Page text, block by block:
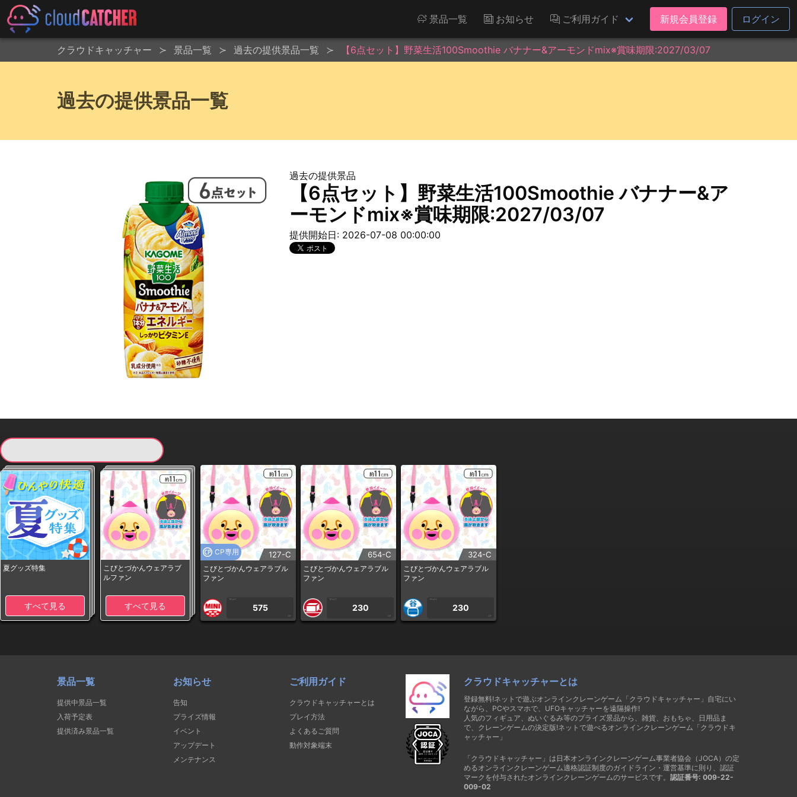
景品一覧 お知らせ ご利用ガイド 新規会員登録 ログイン
クラウドキャッチャー 景品一覧 過去の提供景品一覧 【6点セット】野菜生活100Smoothie バナナー&アーモンドmix※賞味期限:2027/03/07
過去の提供景品一覧
過去の提供景品
【6点セット】野菜生活100Smoothie バナナー&ア
ーモンドmix※賞味期限:2027/03/07
提供開始日: 2026-07-08 00:00:00
夏グッズ特集
すべて見る
こびとづかんウェアラブ
ルファン
すべて見る
CP専用 127-C
こびとづかんウェアラブル
ファン
1PLAY
575
CP
654-C
こびとづかんウェアラブル
ファン
1PLAY
230
CP
324-C
こびとづかんウェアラブル
ファン
1PLAY
230
CP
景品一覧
提供中景品一覧
入荷予定表
提供済み景品一覧
お知らせ
告知
プライズ情報
イベント
アップデート
メンテナンス
ご利用ガイド
クラウドキャッチャーとは
プレイ方法
よくあるご質問
動作対象端末
クラウドキャッチャーとは
登録無料!ネットで遊ぶオンラインクレーンゲーム「クラウドキャッチャー」自宅にい
ながら、PCやスマホで、UFOキャッチャーを遠隔操作!
人気のフィギュア、ぬいぐるみ等のプライズ景品から、雑貨、おもちゃ、日用品ま
で、クレーンゲームの決定版!ネットで遊べるオンラインクレーンゲーム「クラウドキ
ャッチャー」
「クラウドキャッチャー」は日本オンラインクレーンゲーム事業者協会（JOCA）の定
めるオンラインクレーンゲーム適格認証制度のガイドライン・運営基準に則り、認証
マークを付与されたオンラインクレーンゲームのサービスです。 認証番号: 009-22-
009-02